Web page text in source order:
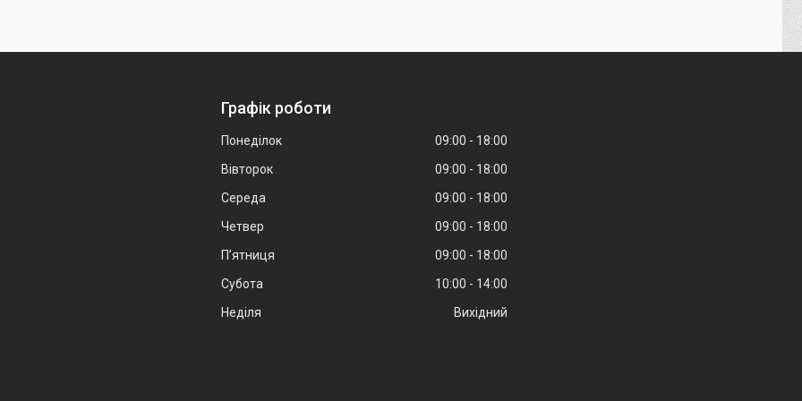
Графік роботи
Понеділок 09:00
18:00
Вівторок
09:00
18:00
Середа
09:00
18:00
Четвер
09:00
18:00
Пʼятниця
09:00
18:00
Субота
10:00
14:00
Неділя
Вихідний